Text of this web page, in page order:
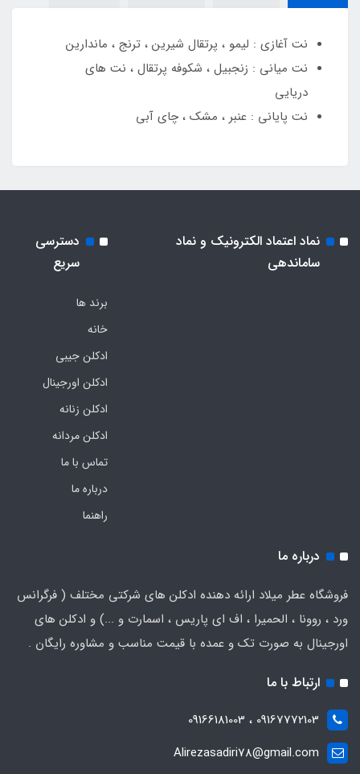
نت آغازی : لیمو ، پرتقال شیرین ، ترنج ، ماندارین
نت میانی : زنجبیل ، شکوفه پرتقال ، نت های
دریایی
نت پایانی : عنبر ، مشک ، چای آبی
نماد اعتماد الکترونیک و نماد
ساماندهی
دسترسی
سریع
برند ها
خانه
ادکلن جیبی
ادکلن اورجینال
ادکلن زنانه
ادکلن مردانه
تماس با ما
درباره ما
راهنما
درباره ما
فروشگاه عطر میلاد ارائه دهنده ادکلن های شرکتی مختلف ( فرگرانس
ورد ، روونا ، الحمیرا ، اف ای پاریس ، اسمارت و ...) و ادکلن های
اورجینال به صورت تک و عمده با قیمت مناسب و مشاوره رایگان .
ارتباط با ما
09167772103 ، 09166181003
Alirezasadiri78@gmail.com